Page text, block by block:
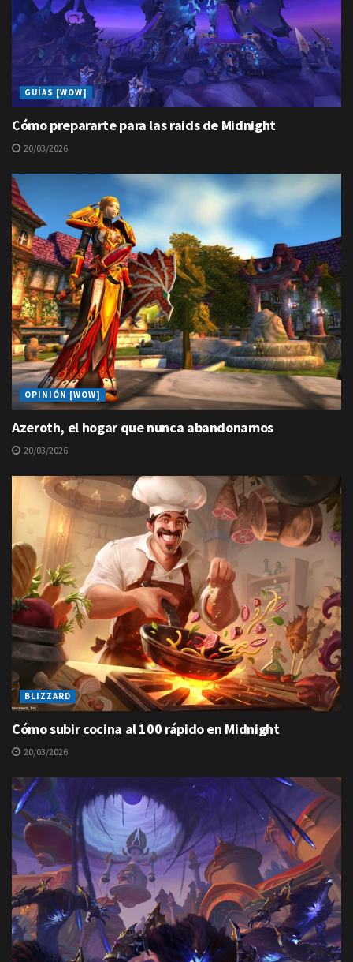
GUÍAS [WOW]
Cómo prepararte para las raids de Midnight
20/03/2026
OPINIÓN [WOW]
Azeroth, el hogar que nunca abandonamos
20/03/2026
BLIZZARD
Cómo subir cocina al 100 rápido en Midnight
20/03/2026